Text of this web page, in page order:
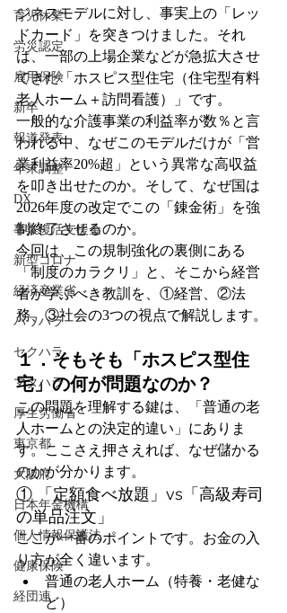
育児休業
労災認定
雇用保険
新卒
報道発表
年末調整
DX
事業復活支援金
新型コロナ
経済産業省
パワハラ
セクハラ
マタハラ
厚生労働省
東京都
大阪府
日本年金機構
個人情報保護法
健康保険
経団連
ジネスモデルに対し、事実上の「レッ
ドカード」を突きつけました。それ
は、一部の上場企業などが急拡大させ
てきた「ホスピス型住宅（住宅型有料
老人ホーム＋訪問看護）」です。
一般的な介護事業の利益率が数％と言
われる中、なぜこのモデルだけが「営
業利益率20%超」という異常な高収益
を叩き出せたのか。そして、なぜ国は
2026年度の改定でこの「錬金術」を強
制終了させるのか。
今回は、この規制強化の裏側にある
「制度のカラクリ」と、そこから経営
者が学ぶべき教訓を、①経営、②法
務、③社会の3つの視点で解説します。
１．そもそも「ホスピス型住
宅」の何が問題なのか？
この問題を理解する鍵は、「普通の老
人ホームとの決定的違い」にありま
す。ここさえ押さえれば、なぜ儲かる
のかが分かります。
① 「定額食べ放題」vs「高級寿司
の単品注文」
ここが一番のポイントです。お金の入
り方が全く違います。
普通の老人ホーム（特養・老健な
ど）